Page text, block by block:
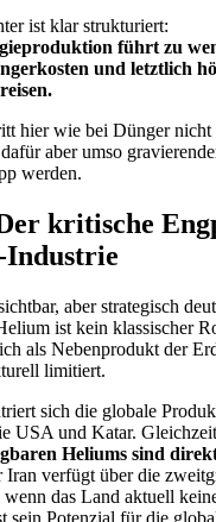
ist klar strukturiert:
führt zu
und letztlich
hier wie bei Dünger nicht
aber umso
werden.
kritische
Industrie
aber strategisch
ist kein klassischer
als Nebenprodukt der
limitiert.
sich die globale
USA und Katar.
Heliums sind
Iran verfügt über die
das Land aktuell